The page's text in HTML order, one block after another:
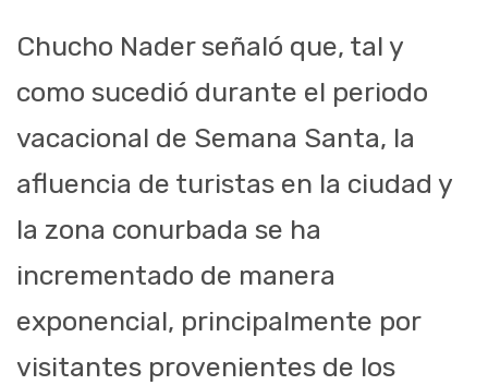
Chucho Nader señaló que, tal y
como sucedió durante el periodo
vacacional de Semana Santa, la
afluencia de turistas en la ciudad y
la zona conurbada se ha
incrementado de manera
exponencial, principalmente por
visitantes provenientes de los